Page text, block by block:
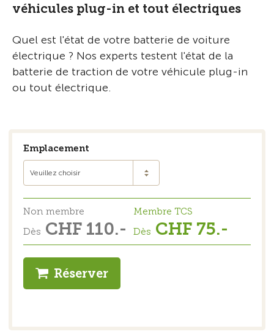
véhicules plug-in et tout électriques
Quel est l'état de votre batterie de voiture
électrique ? Nos experts testent l'état de la
batterie de traction de votre véhicule plug-in
ou tout électrique.
Emplacement
Veuillez choisir
Non membre
Dès CHF 110.-
Membre TCS
Dès CHF 75.-
Réserver